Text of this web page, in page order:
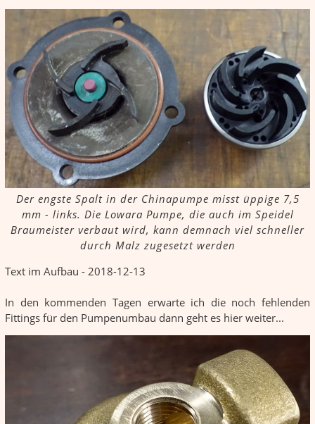
Der engste Spalt in der Chinapumpe misst üppige 7,5
mm - links. Die Lowara Pumpe, die auch im Speidel
Braumeister verbaut wird, kann demnach viel schneller
durch Malz zugesetzt werden
Text im Aufbau - 2018-12-13
In den kommenden Tagen erwarte ich die noch fehlenden
Fittings für den Pumpenumbau dann geht es hier weiter...